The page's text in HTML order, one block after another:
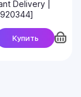
Delivery |
Купить